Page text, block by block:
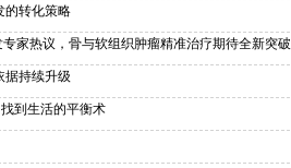
的转化策略
家热议，骨与软组织肿瘤精准治疗期待全新突破
据持续升级
到生活的平衡术